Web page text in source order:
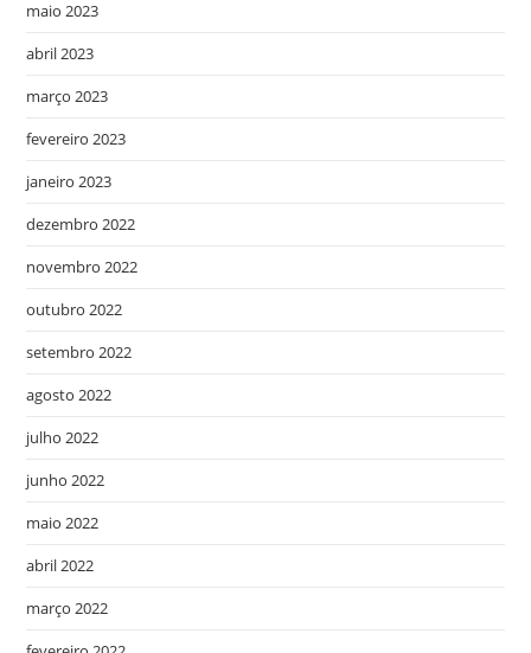
maio 2023
abril 2023
março 2023
fevereiro 2023
janeiro 2023
dezembro 2022
novembro 2022
outubro 2022
setembro 2022
agosto 2022
julho 2022
junho 2022
maio 2022
abril 2022
março 2022